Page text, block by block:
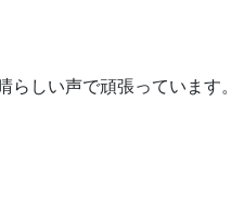
しい声で頑張っています。